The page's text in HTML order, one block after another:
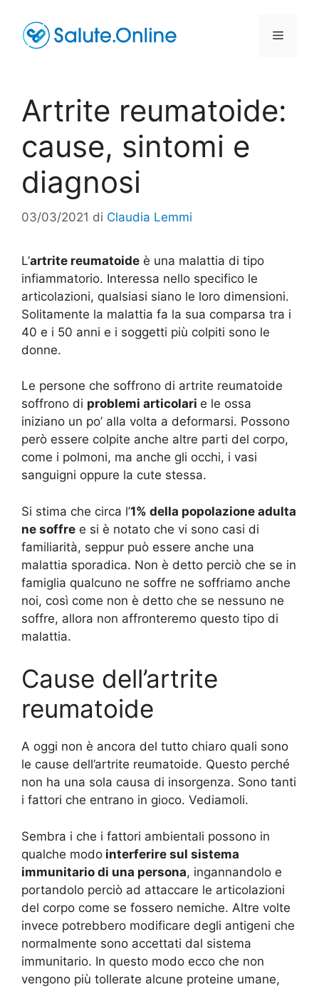
contenuto
Menu
Artrite reumatoide:
cause, sintomi e
diagnosi
03/03/2021 di Claudia Lemmi
L’artrite reumatoide è una malattia di tipo
infiammatorio. Interessa nello specifico le
articolazioni, qualsiasi siano le loro dimensioni.
Solitamente la malattia fa la sua comparsa tra i
40 e i 50 anni e i soggetti più colpiti sono le
donne.
Le persone che soffrono di artrite reumatoide
soffrono di problemi articolari e le ossa
iniziano un po’ alla volta a deformarsi. Possono
però essere colpite anche altre parti del corpo,
come i polmoni, ma anche gli occhi, i vasi
sanguigni oppure la cute stessa.
Si stima che circa l’1% della popolazione adulta
ne soffre e si è notato che vi sono casi di
familiarità, seppur può essere anche una
malattia sporadica. Non è detto perciò che se in
famiglia qualcuno ne soffre ne soffriamo anche
noi, così come non è detto che se nessuno ne
soffre, allora non affronteremo questo tipo di
malattia.
Cause dell’artrite
reumatoide
A oggi non è ancora del tutto chiaro quali sono
le cause dell’artrite reumatoide. Questo perché
non ha una sola causa di insorgenza. Sono tanti
i fattori che entrano in gioco. Vediamoli.
Sembra i che i fattori ambientali possono in
qualche modo interferire sul sistema
immunitario di una persona, ingannandolo e
portandolo perciò ad attaccare le articolazioni
del corpo come se fossero nemiche. Altre volte
invece potrebbero modificare degli antigeni che
normalmente sono accettati dal sistema
immunitario. In questo modo ecco che non
vengono più tollerate alcune proteine umane,